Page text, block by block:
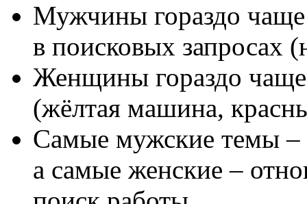
Мужчины гораздо чаще
в поисковых запросах
Женщины гораздо чаще
(жёлтая машина,
Самые мужские темы
а самые женские –